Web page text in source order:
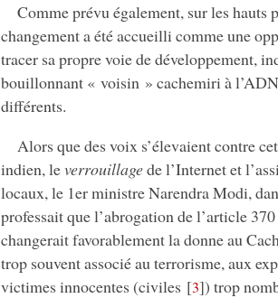
Comme prévu également, sur les
changement a été accueilli comme une
tracer sa propre voie de développement,
bouillonnant « voisin » cachemiri à
différents.
Alors que des voix s’élevaient contre
indien, leverrouillagede l’Internet et
locaux, le 1er ministre Narendra Modi,
professait que l’abrogation de l’article
changerait favorablement la donne au
trop souvent associé au terrorisme, aux
victimes innocentes (civiles [3]) trop